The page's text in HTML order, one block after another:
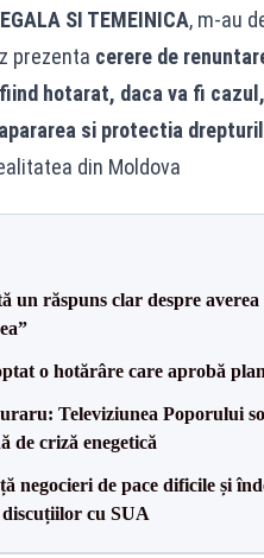
SI TEMEINICA, m-au
prezenta cerere de
hotarat, daca va fi
si protectia
din Moldova
un răspuns clar despre
o hotărâre care aprobă
Televiziunea Poporului
de criză enegetică
negocieri de pace dificile și
discuțiilor cu SUA